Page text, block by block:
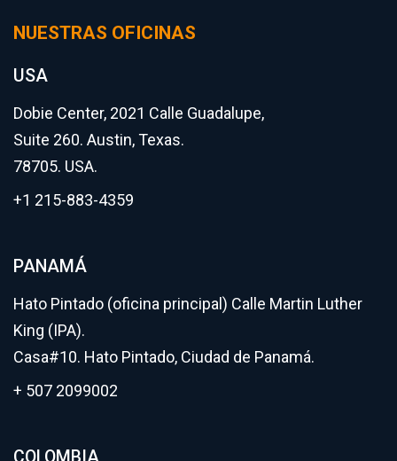
NUESTRAS OFICINAS
USA
Dobie Center, 2021 Calle Guadalupe,
Suite 260. Austin, Texas.
78705. USA.
+1 215-883-4359
PANAMÁ
Hato Pintado (oficina principal) Calle Martin Luther
King (IPA).
Casa#10. Hato Pintado, Ciudad de Panamá.
+ 507 2099002